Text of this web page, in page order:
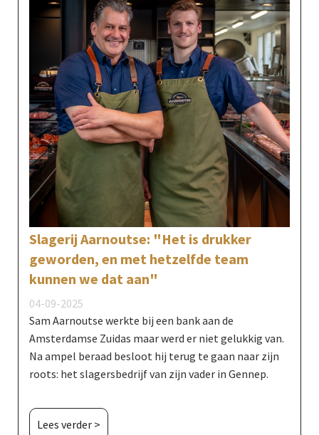
Slagerij Aarnoutse: "Het is drukker
geworden, en met hetzelfde team
kunnen we dat aan"
04-09-2025
Sam Aarnoutse werkte bij een bank aan de
Amsterdamse Zuidas maar werd er niet gelukkig van.
Na ampel beraad besloot hij terug te gaan naar zijn
roots: het slagersbedrijf van zijn vader in Gennep.
Lees verder >